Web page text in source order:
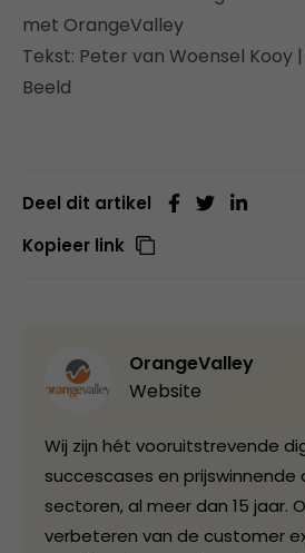
met OrangeValley
Tekst: Peter van Woensel Kooy
Beeld
Deel dit artikel
Kopieer link
OrangeValley
Website
Wij zijn hét vooruitstrevende
succescases en prijswinnende
sectoren, al meer dan 15 jaar.
verbeteren van de customer